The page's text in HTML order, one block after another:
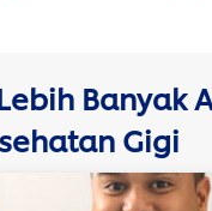
gigi tampak
hanya
Ultra White juga
memperbaiki
Banyak
Gigi